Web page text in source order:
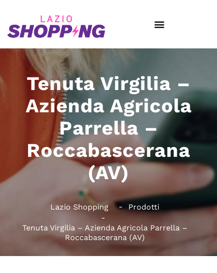
Tenuta Virgilia –
Azienda Agricola
Parrella –
Roccabascerana
(AV)
Lazio Shopping Prodotti
Tenuta Virgilia – Azienda Agricola Parrella –
Roccabascerana (AV)